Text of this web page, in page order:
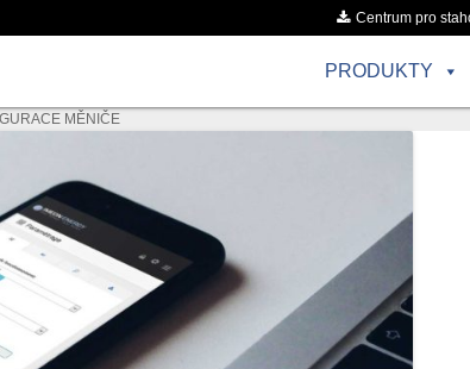
Centrum pro
PRODUKTY
MĚNIČE